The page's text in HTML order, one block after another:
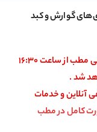
گوارش و کبد
مراجعین گرامی لطفا توجه داشته باشید نوبتدهی مطب از ساعت 16:30
آنلاین و خدمات
کامل در مطب